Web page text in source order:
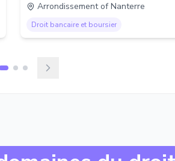
Arrondissement of Nanterre
Droit bancaire et boursier